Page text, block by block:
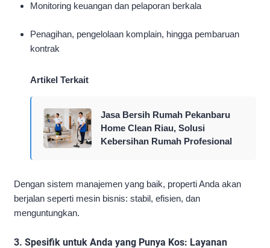
Monitoring keuangan dan pelaporan berkala
Penagihan, pengelolaan komplain, hingga pembaruan
kontrak
Artikel Terkait
Jasa Bersih Rumah Pekanbaru
Home Clean Riau, Solusi
Kebersihan Rumah Profesional
Dengan sistem manajemen yang baik, properti Anda akan
berjalan seperti mesin bisnis: stabil, efisien, dan
menguntungkan.
3. Spesifik untuk Anda yang Punya Kos: Layanan